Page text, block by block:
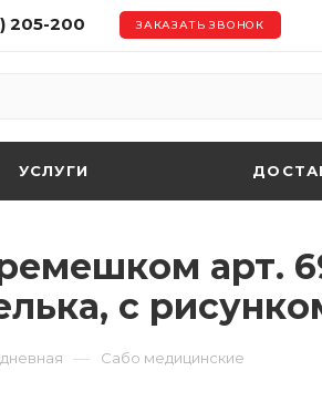
205-200 ЗАКАЗАТЬ ЗВОНОК
УСЛУГИ
арт.
с
— Сабо медицинские